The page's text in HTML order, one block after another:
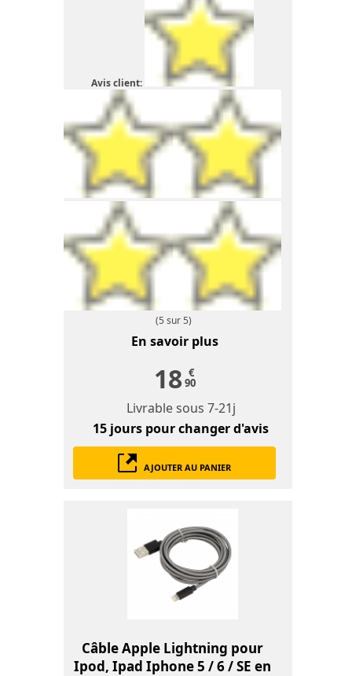
Avis client:
(5 sur 5)
En savoir plus
18 €
90
Livrable sous 7-21j
15 jours pour changer d'avis
AJOUTER AU PANIER
Câble Apple Lightning pour
Ipod, Ipad Iphone 5 / 6 / SE en